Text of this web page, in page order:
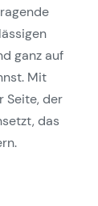
ganz auf
Mit
Seite, der
das